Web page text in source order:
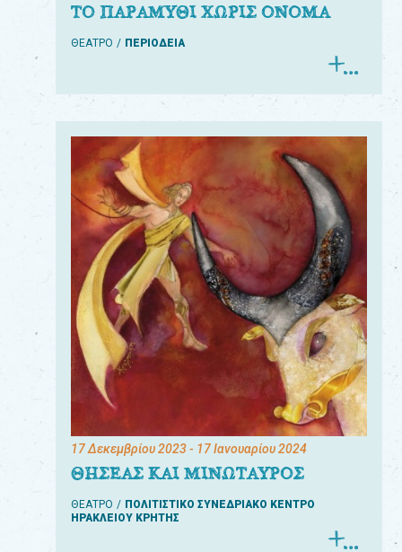
ΤΟ ΠΑΡΑΜΥΘΙ ΧΩΡΙΣ ΟΝΟΜΑ
ΘΕΑΤΡΟ ΠΕΡΙΟΔΕΙΑ
17 Δεκεμβρίου 2023- 17 Ιανουαρίου 2024
ΘΗΣΕΑΣ ΚΑΙ ΜΙΝΩΤΑΥΡΟΣ
ΘΕΑΤΡΟ
ΠΟΛΙΤΙΣΤΙΚΟ ΣΥΝΕΔΡΙΑΚΟ ΚΕΝΤΡΟ
ΗΡΑΚΛΕΙΟΥ ΚΡΗΤΗΣ